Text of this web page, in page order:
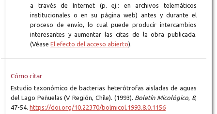
a través de Internet (p. ej.: en archivos telemáticos
institucionales o en su página web) antes y durante el
proceso de envío, lo cual puede producir intercambios
interesantes y aumentar las citas de la obra publicada.
(Véase El efecto del acceso abierto).
Cómo citar
Estudio taxonómico de bacterias heterótrofas aisladas de aguas
del Lago Peñuelas (V Región, Chile). (1993). Boletín Micológico, 8,
47-54. https://doi.org/10.22370/bolmicol.1993.8.0.1156